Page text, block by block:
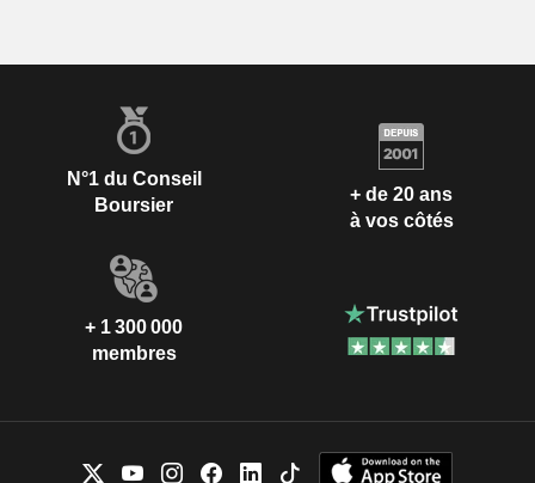
N°1 du Conseil
Boursier
+ de 20 ans
à vos côtés
+ 1 300 000
membres